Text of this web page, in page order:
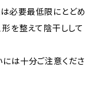
必要最低限にとどめ
形を整えて陰干しして
は十分ご注意くださ